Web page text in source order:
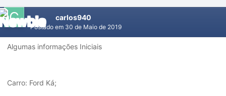
carlos940
Postado em 30 de Maio de 2019
Algumas informações Iniciais
Carro: Ford Ká;